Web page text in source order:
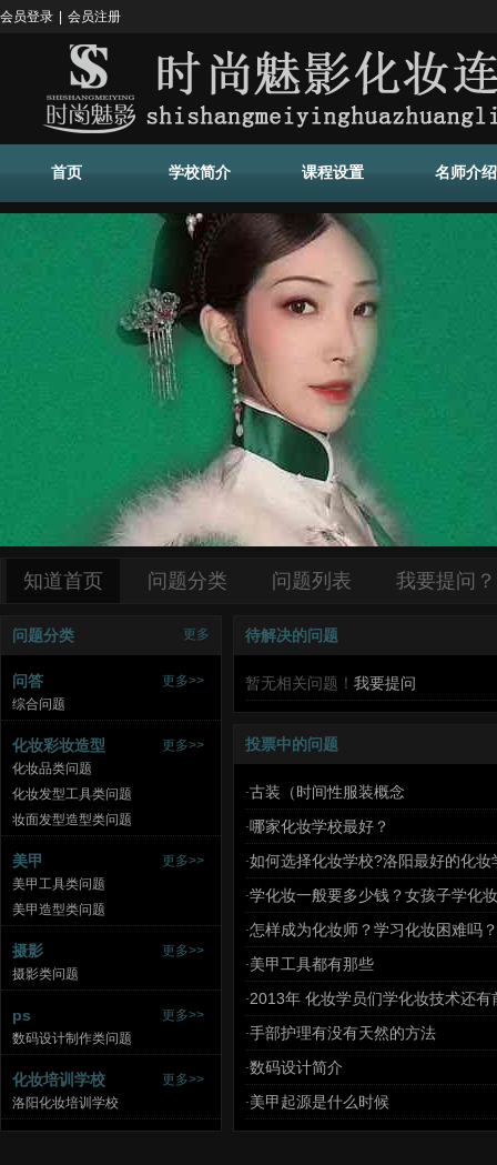
会员登录 会员注册
首页 学校简介 课程设置 名师介绍
知道首页 问题分类 问题列表 我要提问？
待解决的问题
暂无相关问题！ 我要提问
投票中的问题
·古装（时间性服装概念
·哪家化妆学校最好？
·如何选择化妆学校?洛阳最好的化妆
·学化妆一般要多少钱？女孩子学化
·怎样成为化妆师？学习化妆困难吗？
·美甲工具都有那些
·2013年 化妆学员们学化妆技术还有
·手部护理有没有天然的方法
·数码设计简介
·美甲起源是什么时候
问题分类 更多
问答
更多>>
综合问题
化妆彩妆造型
更多>>
化妆品类问题
化妆发型工具类问题
妆面发型造型类问题
美甲
更多>>
美甲工具类问题
美甲造型类问题
摄影
更多>>
摄影类问题
ps
更多>>
数码设计制作类问题
化妆培训学校
更多>>
洛阳化妆培训学校